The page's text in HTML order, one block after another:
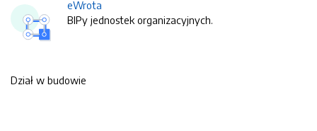
eWrota
BIPy jednostek organizacyjnych.
Dział w budowie